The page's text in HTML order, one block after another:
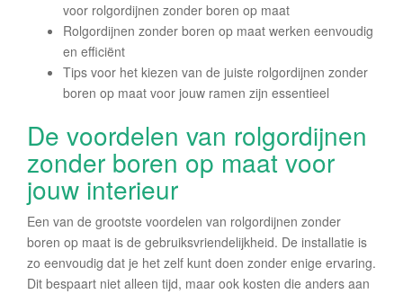
voor rolgordijnen zonder boren op maat
Rolgordijnen zonder boren op maat werken eenvoudig
en efficiënt
Tips voor het kiezen van de juiste rolgordijnen zonder
boren op maat voor jouw ramen zijn essentieel
De voordelen van rolgordijnen
zonder boren op maat voor
jouw interieur
Een van de grootste voordelen van rolgordijnen zonder
boren op maat is de gebruiksvriendelijkheid. De installatie is
zo eenvoudig dat je het zelf kunt doen zonder enige ervaring.
Dit bespaart niet alleen tijd, maar ook kosten die anders aan